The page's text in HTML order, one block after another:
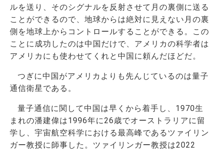
ルを送り、そのシグナルを反射させて月の裏側に送る
ことができるので、地球からは絶対に見えない月の裏
側を地球上からコントロールすることができる。この
ことに成功したのは中国だけで、アメリカの科学者は
アメリカにも使わせてくれと中国に頼んだほどだ。
つぎに中国がアメリカよりも先んじているのは量子
通信衛星である。
量子通信に関して中国は早くから着手し、1970生
まれの潘建偉は1996年に26歳でオーストラリアに留
学し、宇宙航空科学における最高峰であるツァイリン
ガー教授に師事した。ツァイリンガー教授は2022